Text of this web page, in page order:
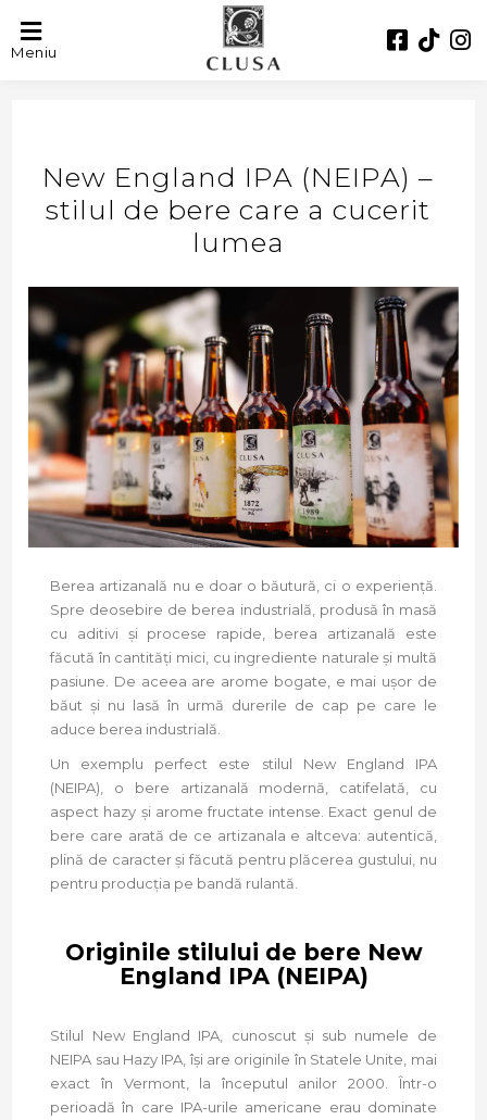
Meniu
New England IPA (NEIPA) –
stilul de bere care a cucerit
lumea
Berea artizanală nu e doar o băutură, ci o experiență.
Spre deosebire de berea industrială, produsă în masă
cu aditivi și procese rapide, berea artizanală este
făcută în cantități mici, cu ingrediente naturale și multă
pasiune. De aceea are arome bogate, e mai ușor de
băut și nu lasă în urmă durerile de cap pe care le
aduce berea industrială.
Un exemplu perfect este stilul New England IPA
(NEIPA), o bere artizanală modernă, catifelată, cu
aspect hazy și arome fructate intense. Exact genul de
bere care arată de ce artizanala e altceva: autentică,
plină de caracter și făcută pentru plăcerea gustului, nu
pentru producția pe bandă rulantă.
Originile stilului de bere New
England IPA (NEIPA)
Stilul New England IPA, cunoscut și sub numele de
NEIPA sau Hazy IPA, își are originile în Statele Unite, mai
exact în Vermont, la începutul anilor 2000. Într-o
perioadă în care IPA-urile americane erau dominate